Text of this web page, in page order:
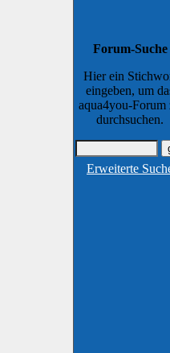
Forum-Suche
Hier ein
eingeben, um
aqua4you-Forum
durchsuchen.
Erweiterte